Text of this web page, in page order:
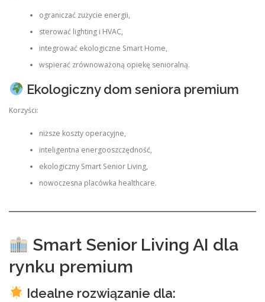
ograniczać zużycie energii,
sterować lighting i HVAC,
integrować ekologiczne Smart Home,
wspierać zrównoważoną opiekę senioralną.
Ekologiczny dom seniora premium
Korzyści:
niższe koszty operacyjne,
inteligentna energooszczędność,
ekologiczny Smart Senior Living,
nowoczesna placówka healthcare.
Smart Senior Living AI dla
rynku premium
Idealne rozwiązanie dla: